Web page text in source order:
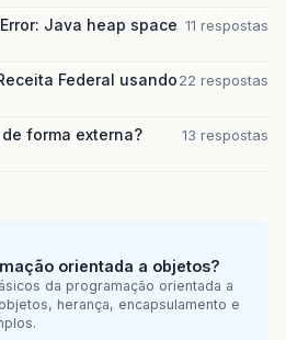
Java heap space 11 respostas
Federal usando22 respostas
forma externa?
13 respostas
orientada a objetos?
da programação orientada a
herança, encapsulamento e